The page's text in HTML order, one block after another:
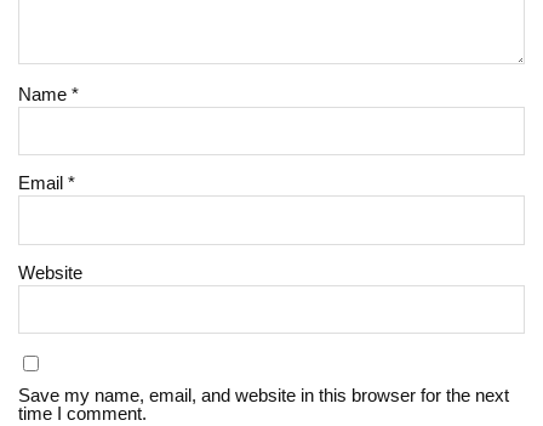
Name*
Email*
Website
Save my name, email, and website in this browser for the next
time I comment.